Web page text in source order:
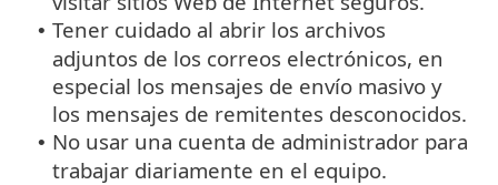
• Tener cuidado al abrir los archivos
adjuntos de los correos electrónicos, en
especial los mensajes de envío masivo y
los mensajes de remitentes desconocidos.
• No usar una cuenta de administrador para
trabajar diariamente en el equipo.